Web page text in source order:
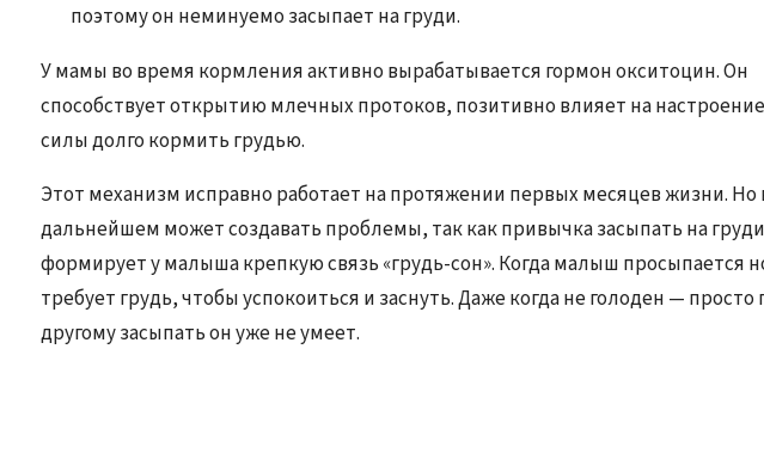
поэтому он неминуемо засыпает на груди.
У мамы во время кормления активно вырабатывается гормон окситоцин. Он
способствует открытию млечных протоков, позитивно влияет на
силы долго кормить грудью.
Этот механизм исправно работает на протяжении первых месяцев жизни. Но
дальнейшем может создавать проблемы, так как привычка засыпать на груди
формирует у малыша крепкую связь «грудь-сон». Когда малыш просыпается
требует грудь, чтобы успокоиться и заснуть. Даже когда не голоден — просто
другому засыпать он уже не умеет.